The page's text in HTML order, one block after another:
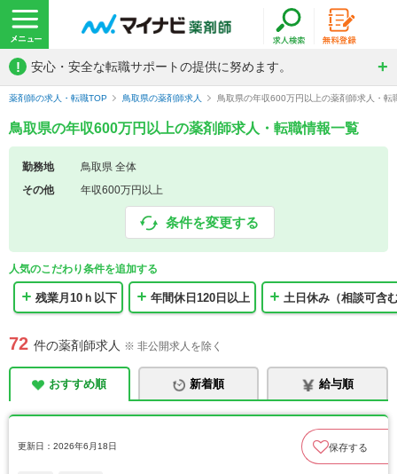
! 安心・安全な転職サポートの提供に努めます。
薬剤師の求人・転職TOP 鳥取県の薬剤師求人 鳥取県の年収600万円以上の薬剤師求人・転
鳥取県の年収600万円以上の薬剤師求人・転職情報一覧
勤務地
鳥取県 全体
その他
年収600万円以上
条件を変更する
人気のこだわり条件を追加する
残業月10ｈ以下 年間休日120日以上 土日休み（相談可含
72 件の薬剤師求人 ※ 非公開求人を除く
おすすめ順 新着順 給与順
更新日：2026年6月18日 保存する